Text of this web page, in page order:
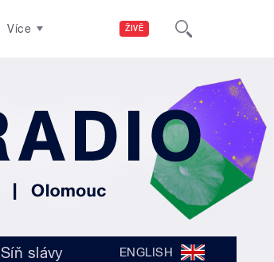
ŽIVĚ
Více
Síň slávy ENGLISH